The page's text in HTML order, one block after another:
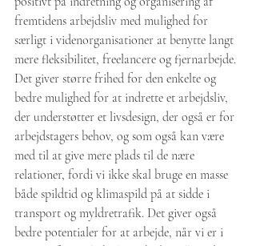
fremtidens arbejdsliv med mulighed for
særligt i videnorganisationer at benytte langt
mere fleksibilitet, freelancere og fjernarbejde.
Det giver større frihed for den enkelte og
bedre mulighed for at indrette et arbejdsliv,
der understøtter et livsdesign, der også er for
arbejdstagers behov, og som også kan være
med til at give mere plads til de nære
relationer, fordi vi ikke skal bruge en masse
både spildtid og klimaspild på at sidde i
transport og myldretrafik. Det giver også
bedre potentialer for at arbejde, når vi er i